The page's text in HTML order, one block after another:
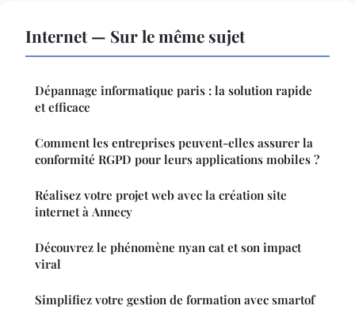
Internet — Sur le même sujet
Dépannage informatique paris : la solution rapide
et efficace
Comment les entreprises peuvent-elles assurer la
conformité RGPD pour leurs applications mobiles ?
Réalisez votre projet web avec la création site
internet à Annecy
Découvrez le phénomène nyan cat et son impact
viral
Simplifiez votre gestion de formation avec smartof